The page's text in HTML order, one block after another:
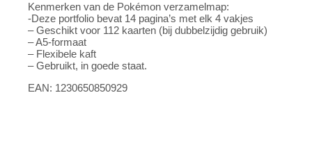
Kenmerken van de Pokémon verzamelmap:
-Deze portfolio bevat 14 pagina’s met elk 4 vakjes
– Geschikt voor 112 kaarten (bij dubbelzijdig gebruik)
– A5-formaat
– Flexibele kaft
– Gebruikt, in goede staat.
EAN: 1230650850929